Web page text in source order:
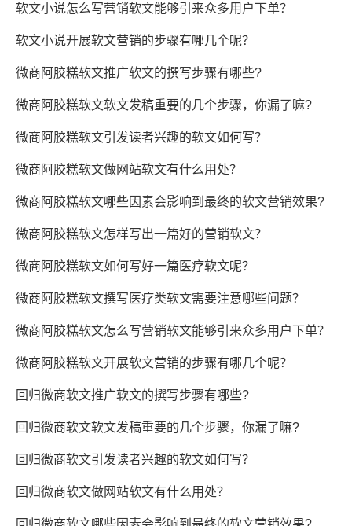
软文小说怎么写营销软文能够引来众多用户下单？
软文小说开展软文营销的步骤有哪几个呢？
微商阿胶糕软文推广软文的撰写步骤有哪些?
微商阿胶糕软文软文发稿重要的几个步骤，你漏了嘛?
微商阿胶糕软文引发读者兴趣的软文如何写？
微商阿胶糕软文做网站软文有什么用处？
微商阿胶糕软文哪些因素会影响到最终的软文营销效果?
微商阿胶糕软文怎样写出一篇好的营销软文？
微商阿胶糕软文如何写好一篇医疗软文呢？
微商阿胶糕软文撰写医疗类软文需要注意哪些问题？
微商阿胶糕软文怎么写营销软文能够引来众多用户下单？
微商阿胶糕软文开展软文营销的步骤有哪几个呢？
回归微商软文推广软文的撰写步骤有哪些?
回归微商软文软文发稿重要的几个步骤，你漏了嘛?
回归微商软文引发读者兴趣的软文如何写？
回归微商软文做网站软文有什么用处？